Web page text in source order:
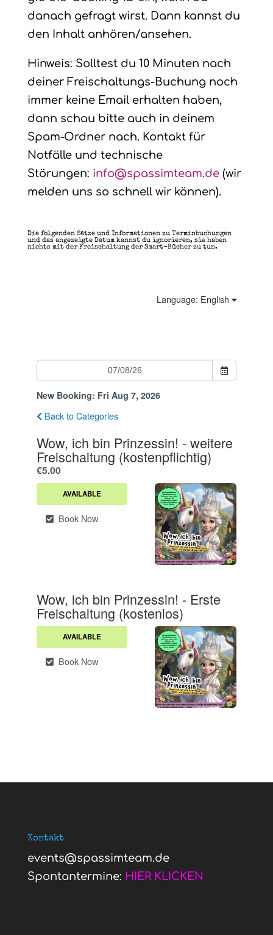
danach gefragt wirst. Dann kannst du
den Inhalt anhören/ansehen.
Hinweis: Solltest du 10 Minuten nach
deiner Freischaltungs-Buchung noch
immer keine Email erhalten haben,
dann schau bitte auch in deinem
Spam-Ordner nach. Kontakt für
Notfälle und technische
Störungen: info@spassimteam.de(wir
melden uns so schnell wir können).
Die folgenden Sätze und Informationen zu Terminbuchungen
und das angezeigte Datum kannst du ignorieren, sie haben
nichts mit der Freischaltung der Smart-Bücher zu tun.
Kontakt
events@spassimteam.de
Spontantermine: HIER KLICKEN